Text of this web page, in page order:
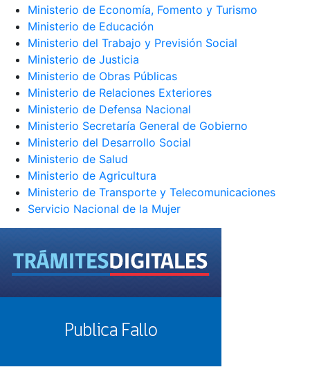
Ministerio de Economía, Fomento y Turismo
Ministerio de Educación
Ministerio del Trabajo y Previsión Social
Ministerio de Justicia
Ministerio de Obras Públicas
Ministerio de Relaciones Exteriores
Ministerio de Defensa Nacional
Ministerio Secretaría General de Gobierno
Ministerio del Desarrollo Social
Ministerio de Salud
Ministerio de Agricultura
Ministerio de Transporte y Telecomunicaciones
Servicio Nacional de la Mujer